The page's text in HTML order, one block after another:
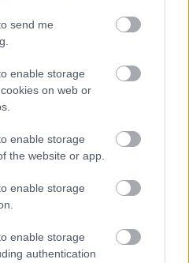
send me
enable storage
on web or
enable storage
the website or app.
enable storage
enable storage
authentication
A lány a vonaton volt a
regény. Rám fért a
a cselekmény. A történet
és Anna szemszögéből
drámát, amiben a…